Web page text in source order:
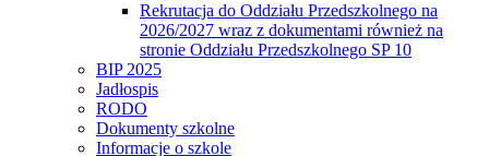
Rekrutacja do Oddziału Przedszkolnego na
2026/2027 wraz z dokumentami również na
stronie Oddziału Przedszkolnego SP 10
BIP 2025
Jadłospis
RODO
Dokumenty szkolne
Informacje o szkole